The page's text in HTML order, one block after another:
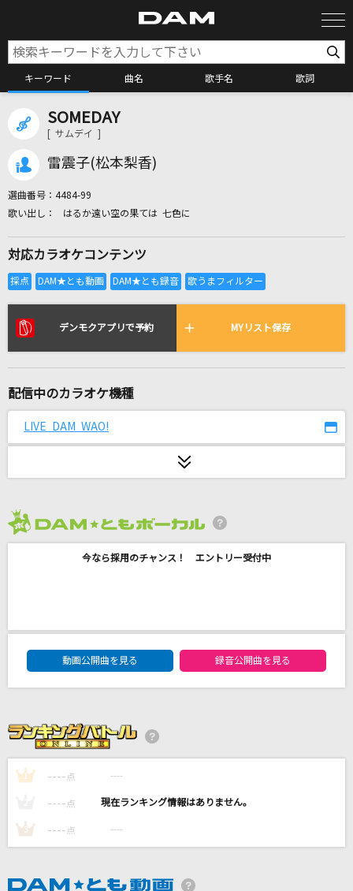
キーワード 曲名 歌手名 歌詞
カラオケ店舗検索
全国りれき
リアルタイムで歌われている曲の一覧
青春病
赤い風船
ブリキノダンス
サカナクション
メリミー!!
[生音]SUMMER SONG
SOMEDAY
[ サムデイ ]
雷震子(松本梨香)
選曲番号： 4484-99
はるか遠い空の果ては 七色に
対応カラオケコンテンツ
デンモクアプリで予約 MYリスト保存
配信中のカラオケ機種
LIVE DAM WAO!
今なら採用のチャンス！ エントリー受付中
DAM★ともボーカルエントリーランキング
動画公開曲を見る
録音公開曲を見る
1 ---- 点 ----
---- 点 ----
3 ---- 点 ----